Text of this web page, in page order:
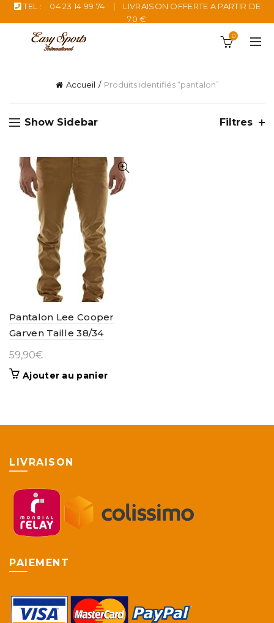
TEL : 04 23 14 99 74 |
LIVRAISON OFFERTE A PARTIR DE
70 €
0
Accueil Produits identifiés “pantalon”
Show Sidebar Filtres
Pantalon Lee Cooper
Garven Taille 38/34
59,90€
Ajouter au panier
LIVRAISON
PAIEMENT